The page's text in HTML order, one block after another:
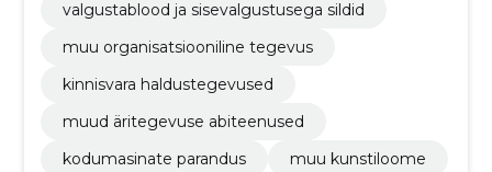
valgustablood ja sisevalgustusega sildid
muu organisatsiooniline tegevus
kinnisvara haldustegevused
muud äritegevuse abiteenused
kodumasinate parandus
muu kunstiloome